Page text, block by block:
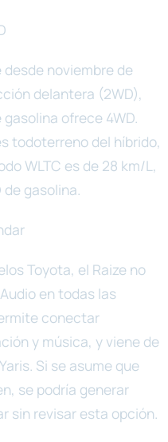
desde noviembre de
delantera (2WD),
ofrece 4WD.
todoterreno del híbrido,
WLTC es de 28 km/L,
de gasolina.
Toyota, el Raize no
en todas las
conectar
y música, y viene de
Si se asume que
se podría generar
sin revisar esta opción.